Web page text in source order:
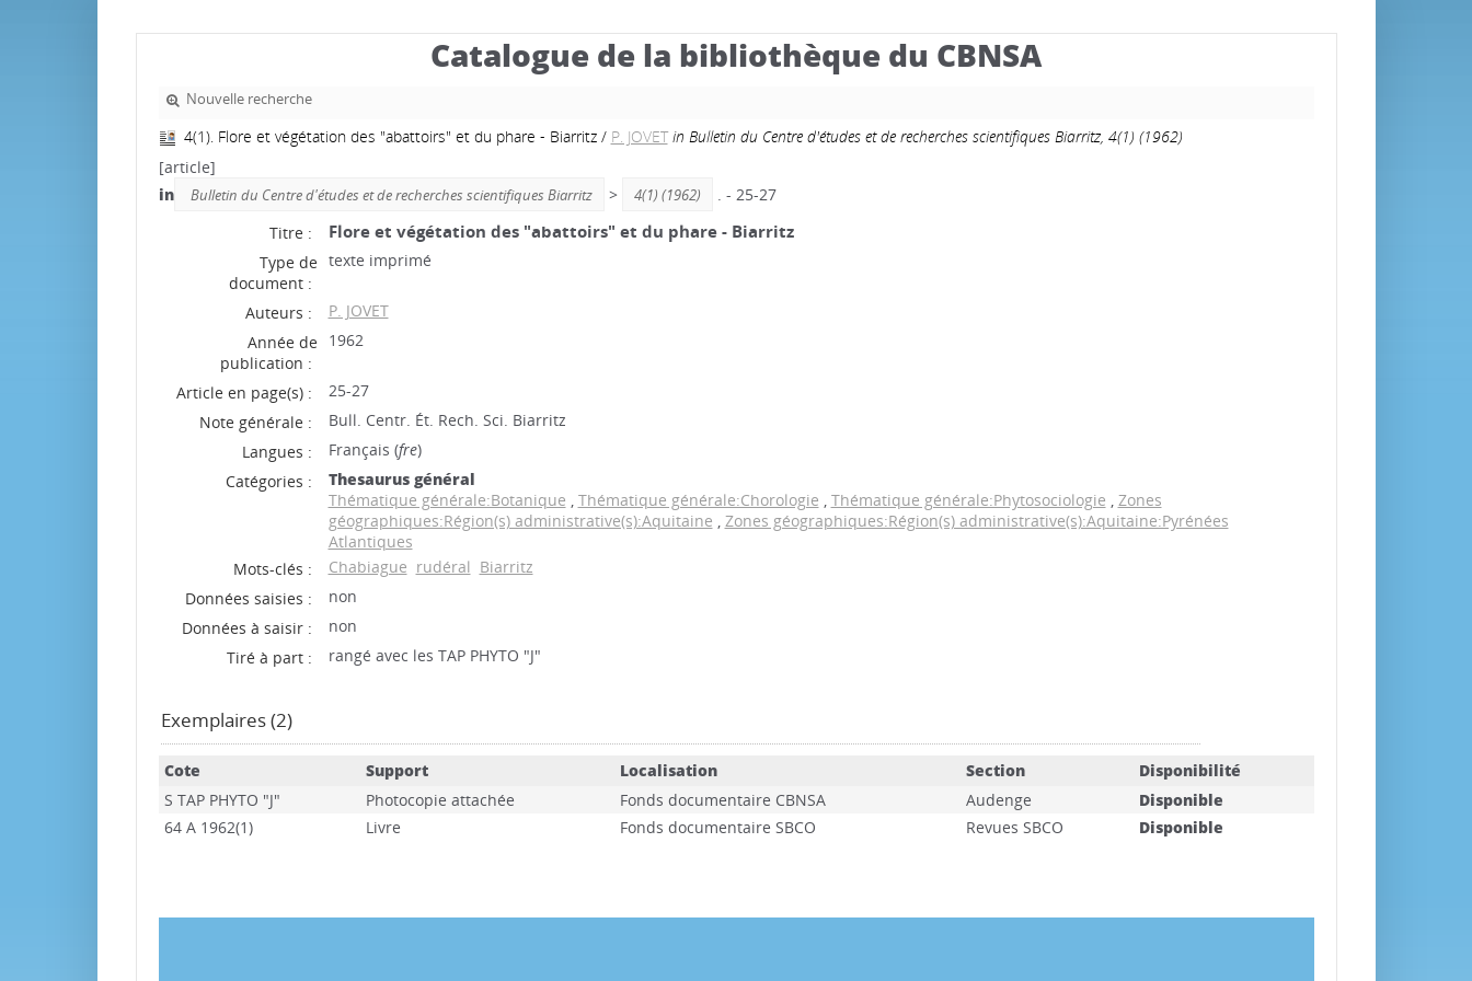
Catalogue de la bibliothèque du CBNSA
Nouvelle recherche
4(1). Flore et végétation des "abattoirs" et du phare - Biarritz/ P. JOVET in Bulletin du Centre d'études et de recherches scientifiques Biarritz, 4(1) (1962)
[article]
in
Bulletin du Centre d'études et de recherches scientifiques Biarritz > 4(1) (1962)
. - 25-27
Titre :
Flore et végétation des "abattoirs" et du phare - Biarritz
Type de
document :
texte imprimé
Auteurs :
P. JOVET
Année de
publication :
1962
Article en page(s) :
25-27
Note générale :
Bull. Centr. Ét. Rech. Sci. Biarritz
Langues :
Français (fre)
Catégories :
Thesaurus général
Thématique générale:Botanique , Thématique générale:Chorologie , Thématique générale:Phytosociologie , Zones
géographiques:Région(s) administrative(s):Aquitaine , Zones géographiques:Région(s) administrative(s):Aquitaine:Pyrénées
Atlantiques
Mots-clés :
Chabiague rudéral Biarritz
Données saisies :
non
Données à saisir :
non
Tiré à part :
rangé avec les TAP PHYTO "J"
Exemplaires (2)
Cote Support Localisation Section
Disponibilité
S TAP PHYTO "J"
Photocopie attachée Fonds documentaire CBNSA Audenge
Disponible
64 A 1962(1)
Livre Fonds documentaire SBCO Revues SBCO Disponible